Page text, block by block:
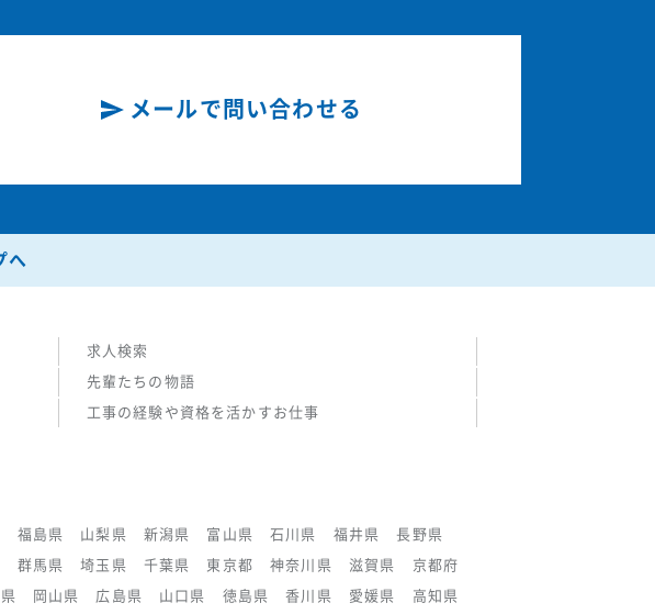
メールで問い合わせる
へ
求人検索
先輩たちの物語
工事の経験や資格を活かすお仕事
福島県 山梨県 新潟県 富山県 石川県 福井県 長野県
群馬県 埼玉県 千葉県 東京都 神奈川県 滋賀県 京都府
岡山県 広島県 山口県 徳島県 香川県 愛媛県 高知県